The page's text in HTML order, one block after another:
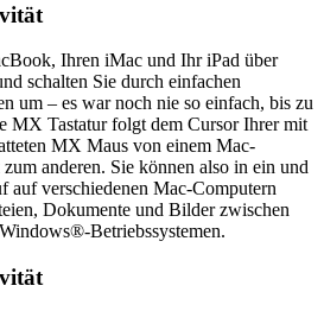
Ihren iMac und Ihr iPad über
schalten Sie durch einfachen
um – es war noch nie so einfach, bis zu
MX Tastatur folgt dem Cursor Ihrer mit
MX Maus von einem Mac-
anderen. Sie können also in ein und
auf verschiedenen Mac-Computern
Dokumente und Bilder zwischen
Betriebssystemen.